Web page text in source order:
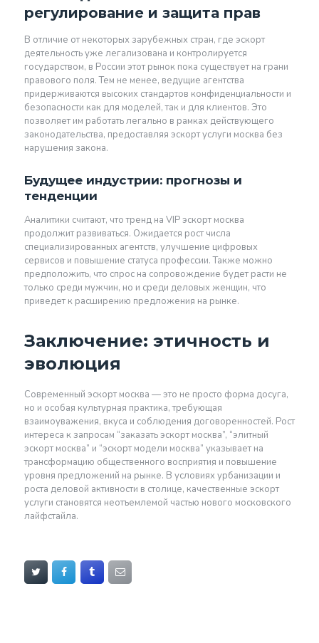
регулирование и защита прав
В отличие от некоторых зарубежных стран, где эскорт
деятельность уже легализована и контролируется
государством, в России этот рынок пока существует на грани
правового поля. Тем не менее, ведущие агентства
придерживаются высоких стандартов конфиденциальности и
безопасности как для моделей, так и для клиентов. Это
позволяет им работать легально в рамках действующего
законодательства, предоставляя эскорт услуги москва без
нарушения закона.
Будущее индустрии: прогнозы и
тенденции
Аналитики считают, что тренд на VIP эскорт москва
продолжит развиваться. Ожидается рост числа
специализированных агентств, улучшение цифровых
сервисов и повышение статуса профессии. Также можно
предположить, что спрос на сопровождение будет расти не
только среди мужчин, но и среди деловых женщин, что
приведет к расширению предложения на рынке.
Заключение: этичность и
эволюция
Современный эскорт москва — это не просто форма досуга,
но и особая культурная практика, требующая
взаимоуважения, вкуса и соблюдения договоренностей. Рост
интереса к запросам “заказать эскорт москва”, “элитный
эскорт москва” и “эскорт модели москва” указывает на
трансформацию общественного восприятия и повышение
уровня предложений на рынке. В условиях урбанизации и
роста деловой активности в столице, качественные эскорт
услуги становятся неотъемлемой частью нового московского
лайфстайла.